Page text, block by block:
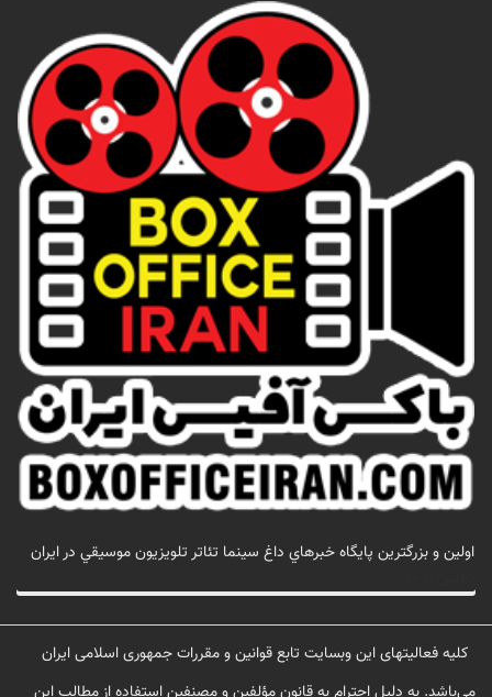
اولين و بزرگترين پايگاه خبرهاي داغ سينما تئاتر تلويزيون موسيقي در ايران
کلیه فعالیتهای این وبسایت تابع قوانین و مقررات جمهوری اسلامی ایران
می‌باشد. به دلیل احترام به قانون مؤلفین و مصنفین استفاده از مطالب این